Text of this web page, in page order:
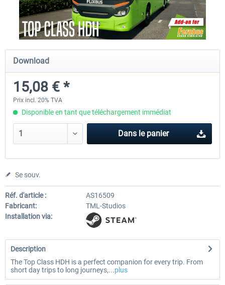
Fernbus Simulator - Platinum Edition
40,29 € *
Download
15,08 € *
Prix incl. 20% TVA
Disponible en tant que téléchargement immédiat
Dans le panier
Se souv.
Réf. d'article :
AS16509
Fabricant:
TML-Studios
Installation via:
Description
The Top Class HDH is a perfect companion for every trip. From
short day trips to long journeys,...plus